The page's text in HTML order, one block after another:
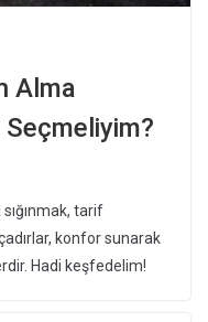
Alma
Seçmeliyim?
tarif
konfor sunarak
Hadi keşfedelim!